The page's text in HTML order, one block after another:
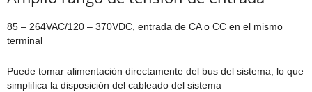
85 – 264VAC/120 – 370VDC, entrada de CA o CC en el mismo
terminal
Puede tomar alimentación directamente del bus del sistema, lo que
simplifica la disposición del cableado del sistema